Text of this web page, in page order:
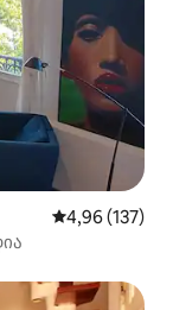
საშუალო
4,96 (137)